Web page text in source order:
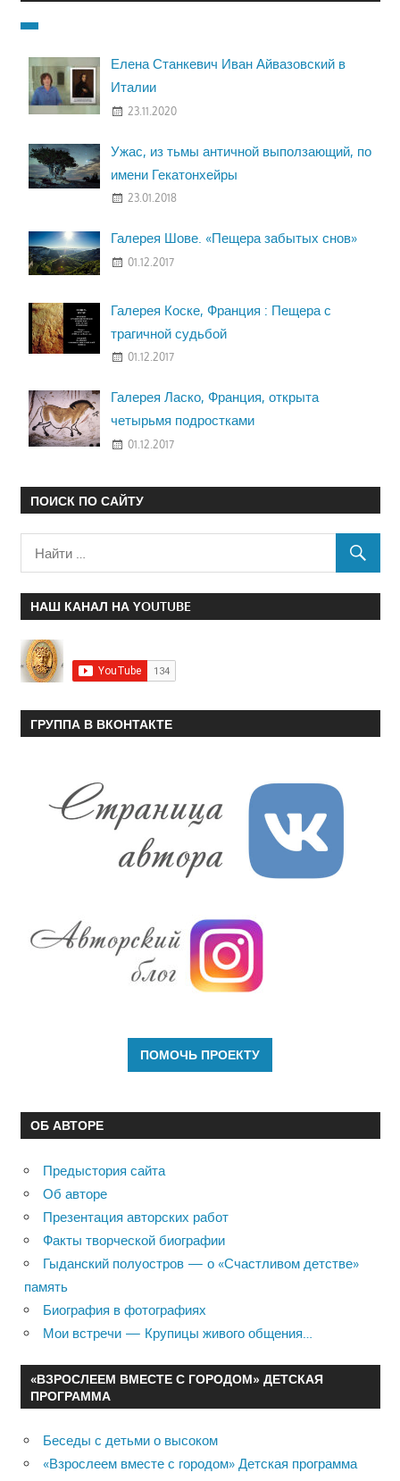
Елена Станкевич Иван Айвазовский в
Италии
23.11.2020
Ужас, из тьмы античной выползающий, по
имени Гекатонхейры
23.01.2018
Галерея Шове. «Пещера забытых снов»
01.12.2017
Галерея Коске, Франция : Пещера с
трагичной судьбой
01.12.2017
Галерея Ласко, Франция, открыта
четырьмя подростками
01.12.2017
ПОИСК ПО САЙТУ
НАШ КАНАЛ НА YOUTUBE
ГРУППА В ВКОНТАКТЕ
ОБ АВТОРЕ
Предыстория сайта
Об авторе
Презентация авторских работ
Факты творческой биографии
Гыданский полуостров — о «Счастливом детстве»
память
Биография в фотографиях
Мои встречи — Крупицы живого общения…
«ВЗРОСЛЕЕМ ВМЕСТЕ С ГОРОДОМ» ДЕТСКАЯ
ПРОГРАММА
Беседы с детьми о высоком
«Взрослеем вместе с городом» Детская программа